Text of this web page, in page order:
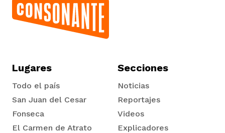
Lugares
Todo el país
San Juan del Cesar
Fonseca
El Carmen de Atrato
Secciones
Noticias
Reportajes
Videos
Explicadores